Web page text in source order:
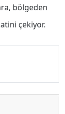
bölgeden
çekiyor.